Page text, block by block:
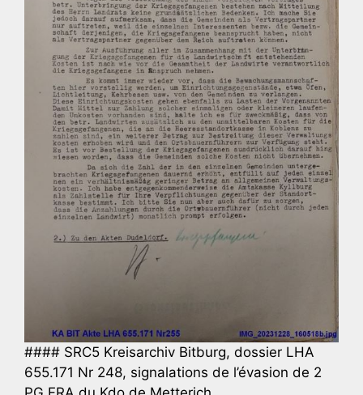
#### SRC5 Kreisarchiv Bitburg, dossier LHA
655.171 Nr 248, signalations de l’évasion de 2